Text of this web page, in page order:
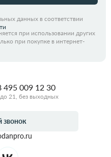
данных в соответствии
при использовании других
при покупке в интернет-
495 009 12 30
21, без выходных
звонок